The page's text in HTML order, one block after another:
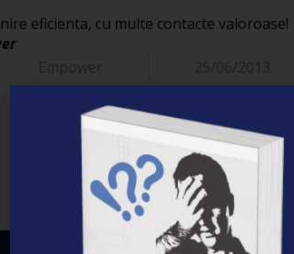
eficienta, cu multe contacte valoroase!
Empower